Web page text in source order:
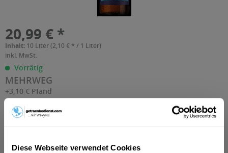
Diese Webseite verwendet Cookies
20,99 € *
Inhalt: 10 Liter (2,10 € * / 1 Liter)
inkl. MwSt.
Vorrätig
MEHRWEG
+3,10 € Pfand
1 In den Warenkorb
Artikel-Nr.: 39086